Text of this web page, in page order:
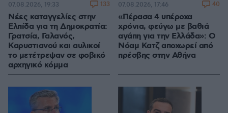
Νέες καταγγελίες στην
Ελπίδα για τη Δημοκρατία:
Γρατσία, Γαλανός,
Καρυστιανού και αυλικοί
το μετέτρεψαν σε φοβικό
αρχηγικό κόμμα
07.08.2026, 19:33 133
«Πέρασα 4 υπέροχα
χρόνια, φεύγω με βαθιά
αγάπη για την Ελλάδα»: Ο
Νόαμ Κατζ αποχωρεί από
πρέσβης στην Αθήνα
07.08.2026, 17:46 40